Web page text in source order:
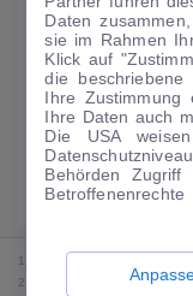
173
0 € Anzahlung ·48
Angebot
Kraftstoffverbrauch
· CO₂-Klasse D · WLTP*
1
2 Bei dem Streichpreis
Daten
sie im Rahmen
Klick auf
die
Ihre Zustimmung
Ihre Daten auch
Die USA
Behörden
anpassen.
Cookie-Richtlinie
Sie in unserer